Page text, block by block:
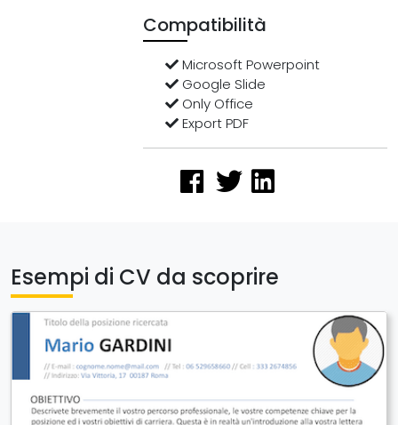
Compatibilità
Microsoft Powerpoint
Google Slide
Only Office
Export PDF
Esempi di CV da scoprire